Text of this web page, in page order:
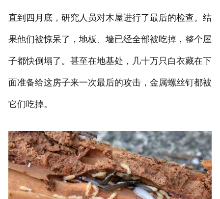
直到四月底，研究人员对木屋进行了最后的检查。结
果他们被惊呆了，地板、墙已经全部被吃掉，整个屋
子都快倒塌了。甚至在地基处，几十万只白衣藏在下
面准备给这房子来一次最后的攻击，金属螺丝钉都被
它们吃掉。